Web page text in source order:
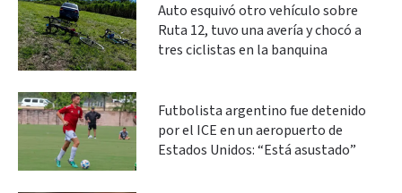
Auto esquivó otro vehículo sobre
Ruta 12, tuvo una avería y chocó a
tres ciclistas en la banquina
Futbolista argentino fue detenido
por el ICE en un aeropuerto de
Estados Unidos: “Está asustado”